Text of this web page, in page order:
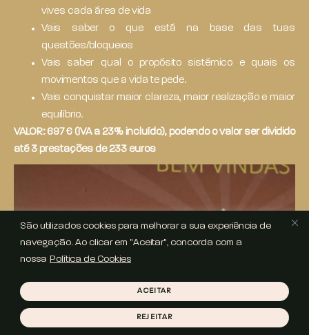
São utilizados cookies para melhorar a sua experiência de
navegação. Ao clicar em "Aceitar", concorda com a
nossa Política de Cookies
REJEITAR
ACEITAR
vives cada área de vida
Vais saber o que está na base das tuas
questões/bloqueios
Vais saber qual o propósito sistémico e quais os
movimentos que a vida te pede.
Vais conquistar maior clareza, maior realização e maior
equilíbrio.
VALOR: 697 € (IVA a 23% incluído), podendo o valor ser dividido
até 3 prestações de 233 euros